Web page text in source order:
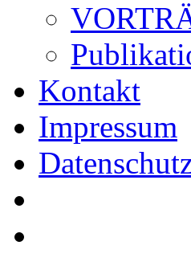
Kontakt
Impressum